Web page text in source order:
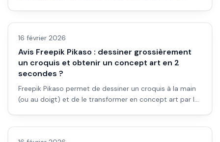
Avis outils/services
16 février 2026
Avis Freepik Pikaso : dessiner grossièrement
un croquis et obtenir un concept art en 2
secondes ?
Freepik Pikaso permet de dessiner un croquis à la main
(ou au doigt) et de le transformer en concept art par IA.
Avis outils/services